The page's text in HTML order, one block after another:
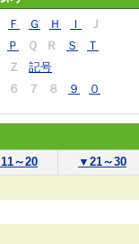
Ｆ Ｇ Ｈ Ｉ
Ｊ
Ｐ Ｑ Ｒ Ｓ
Ｔ
Ｚ
記号
６ ７ ８ ９ ０
11～20 ▼ 21～30